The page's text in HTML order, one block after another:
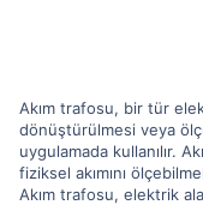
Akım trafosu, bir tür
dönüştürülmesi veya
uygulamada kullanılır.
fiziksel akımını
Akım trafosu, elektrik